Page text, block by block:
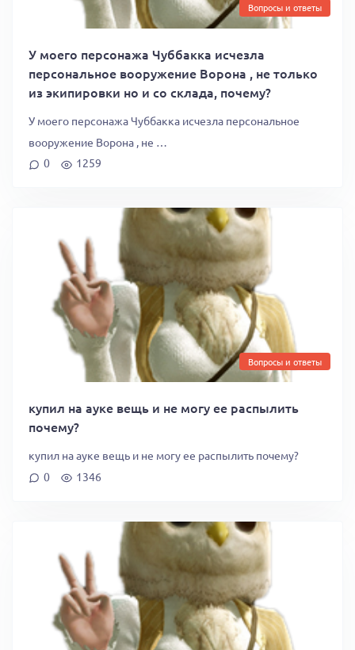
Вопросы и ответы
У моего персонажа Чуббакка исчезла
персональное вооружение Ворона , не только
из экипировки но и со склада, почему?
У моего персонажа Чуббакка исчезла персональное
вооружение Ворона , не …
0
1259
Вопросы и ответы
купил на ауке вещь и не могу ее распылить
почему?
купил на ауке вещь и не могу ее распылить почему?
0
1346